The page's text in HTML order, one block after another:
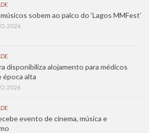
sobem ao palco do ‘Lagos MMFest’
2026
disponibiliza alojamento para médicos
época alta
2026
evento de cinema, música e